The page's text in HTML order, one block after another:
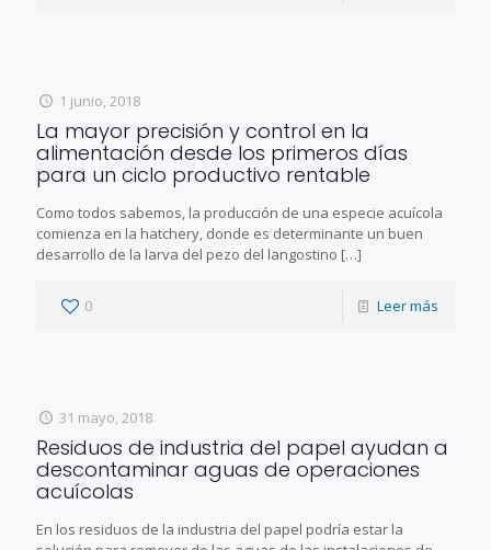
1 junio, 2018
La mayor precisión y control en la
alimentación desde los primeros días
para un ciclo productivo rentable
Como todos sabemos, la producción de una especie acuícola
comienza en la hatchery, donde es determinante un buen
desarrollo de la larva del pezo del langostino […]
0 Leer más
31 mayo, 2018
Residuos de industria del papel ayudan a
descontaminar aguas de operaciones
acuícolas
En los residuos de la industria del papel podría estar la